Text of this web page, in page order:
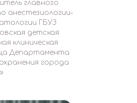
главного
анестезиологии-
ГБУЗ
детская
клиническая
Департамента
города